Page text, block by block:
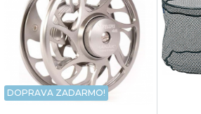
DOPRAVA ZADARMO!